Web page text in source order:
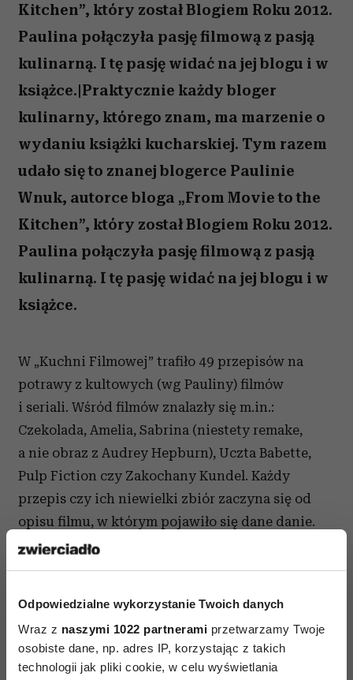
Odpowiedzialne wykorzystanie Twoich danych
Wraz z naszymi 1022 partnerami przetwarzamy Twoje
osobiste dane, np. adres IP, korzystając z takich
technologii jak pliki cookie, w celu wyświetlania
Kitchen”, który został Blogiem Roku 2012.
Paulina połączyła pasję filmową z pasją
kulinarną. I tę pasję widać na jej blogu i w
książce.|Praktycznie każdy bloger
kulinarny, którego znam, ma marzenie o
wydaniu książki kucharskiej. Tym razem
udało się to znanej blogerce Paulinie
Wnuk, autorce bloga „From Movie to the
Kitchen”, który został Blogiem Roku 2012.
Paulina połączyła pasję filmową z pasją
kulinarną. I tę pasję widać na jej blogu i w
książce.
W „Kuchni Filmowej” trafiło 49 przepisów na
potrawy z kultowych (wg Pauliny) filmów
i seriali. Wśród filmów znalazły się m.in.:
Czekolada, Amelia, Sabrina (niestety remake,
a nie obraz z Audrey Hepburn), Uczta Babette,
Pulp Fiction czy Zakochany Kundel. Każdy
przepis czy ich niewielki zbiór zaczyna się od
opisu filmu, w którym pojawiło się dane danie.
Przy opisie oczywiście fotos. A następnie przepis
lub przepisy. Jak choćby Niebieska Zupa z filmu
bo nie można jej nazwać typową książką
kucharską, chociaż zawiera 49 przepisów. To
propozycja dla tych osób, które lubią filmy